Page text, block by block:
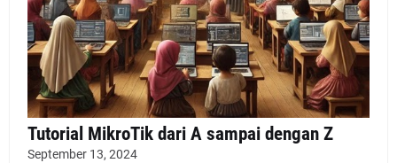
Tutorial MikroTik dari A sampai dengan Z
September 13, 2024